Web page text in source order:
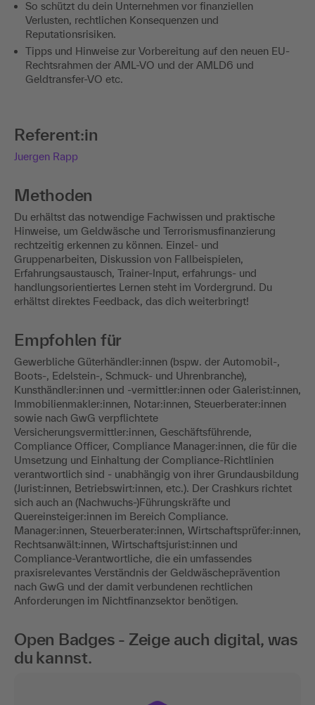
So schützt du dein Unternehmen vor finanziellen
Verlusten, rechtlichen Konsequenzen und
Reputationsrisiken.
Tipps und Hinweise zur Vorbereitung auf den neuen EU-
Rechtsrahmen der AML-VO und der AMLD6 und
Geldtransfer-VO etc.
Referent:in
Juergen Rapp
Methoden
Du erhältst das notwendige Fachwissen und praktische
Hinweise, um Geldwäsche und Terrorismusfinanzierung
rechtzeitig erkennen zu können. Einzel- und
Gruppenarbeiten, Diskussion von Fallbeispielen,
Erfahrungsaustausch, Trainer-Input, erfahrungs- und
handlungsorientiertes Lernen steht im Vordergrund. Du
erhältst direktes Feedback, das dich weiterbringt!
Empfohlen für
Gewerbliche Güterhändler:innen (bspw. der Automobil-,
Boots-, Edelstein-, Schmuck- und Uhrenbranche),
Kunsthändler:innen und -vermittler:innen oder Galerist:innen,
Immobilienmakler:innen, Notar:innen, Steuerberater:innen
sowie nach GwG verpflichtete
Versicherungsvermittler:innen, Geschäftsführende,
Compliance Officer, Compliance Manager:innen, die für die
Umsetzung und Einhaltung der Compliance-Richtlinien
verantwortlich sind - unabhängig von ihrer Grundausbildung
(Jurist:innen, Betriebswirt:innen, etc.). Der Crashkurs richtet
sich auch an (Nachwuchs-)Führungskräfte und
Quereinsteiger:innen im Bereich Compliance.
Manager:innen, Steuerberater:innen, Wirtschaftsprüfer:innen,
Rechtsanwält:innen, Wirtschaftsjurist:innen und
Compliance-Verantwortliche, die ein umfassendes
praxisrelevantes Verständnis der Geldwäscheprävention
nach GwG und der damit verbundenen rechtlichen
Anforderungen im Nichtfinanzsektor benötigen.
Open Badges - Zeige auch digital, was
du kannst.